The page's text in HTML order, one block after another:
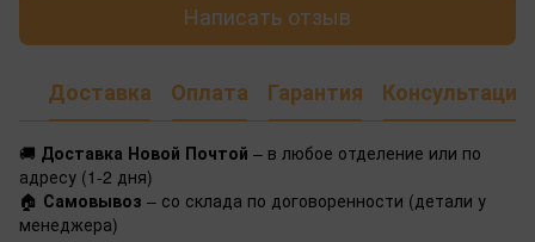
Написать отзыв
Доставка Оплата Гарантия Консультация
🚚 Доставка Новой Почтой – в любое отделение или по
адресу (1-2 дня)
🏠 Самовывоз – со склада по договоренности (детали у
менеджера)